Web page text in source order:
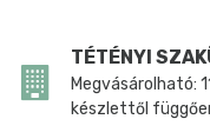
TÉTÉNYI
Megvásárolható:
készlettől